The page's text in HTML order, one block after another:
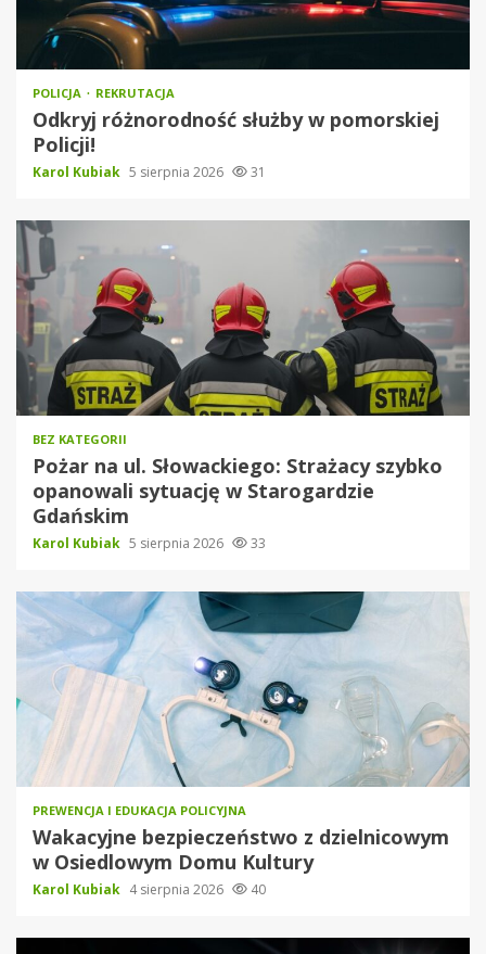
POLICJA REKRUTACJA
Odkryj różnorodność służby w pomorskiej
Policji!
Karol Kubiak 5 sierpnia 2026 31
BEZ KATEGORII
Pożar na ul. Słowackiego: Strażacy szybko
opanowali sytuację w Starogardzie
Gdańskim
Karol Kubiak 5 sierpnia 2026 33
PREWENCJA I EDUKACJA POLICYJNA
Wakacyjne bezpieczeństwo z dzielnicowym
w Osiedlowym Domu Kultury
Karol Kubiak 4 sierpnia 2026 40